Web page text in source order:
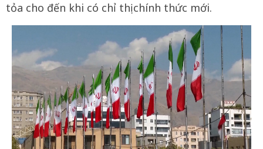
tỏa cho đến khi có chỉ thị chính thức mới.